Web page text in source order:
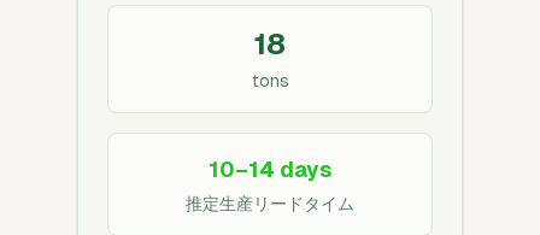
18
tons
10–14 days
推定生産リードタイム